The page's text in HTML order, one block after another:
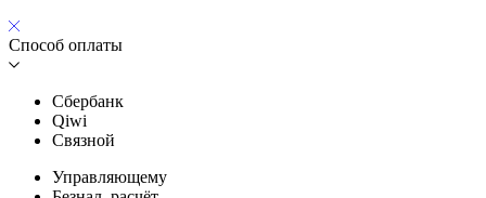
Способ оплаты
Сбербанк
Qiwi
Связной
Управляющему